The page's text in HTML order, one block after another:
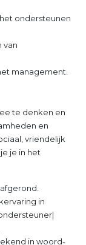
ondersteunen
van
management.
te denken en
en
vriendelijk
je in het
in
in woord-